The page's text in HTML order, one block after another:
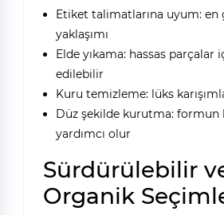
Etiket talimatlarına uyum: en
yaklaşımı
Elde yıkama: hassas parçalar
edilebilir
Kuru temizleme: lüks
Düz şekilde kurutma: formun
yardımcı olur
Sürdürülebilir
Organik